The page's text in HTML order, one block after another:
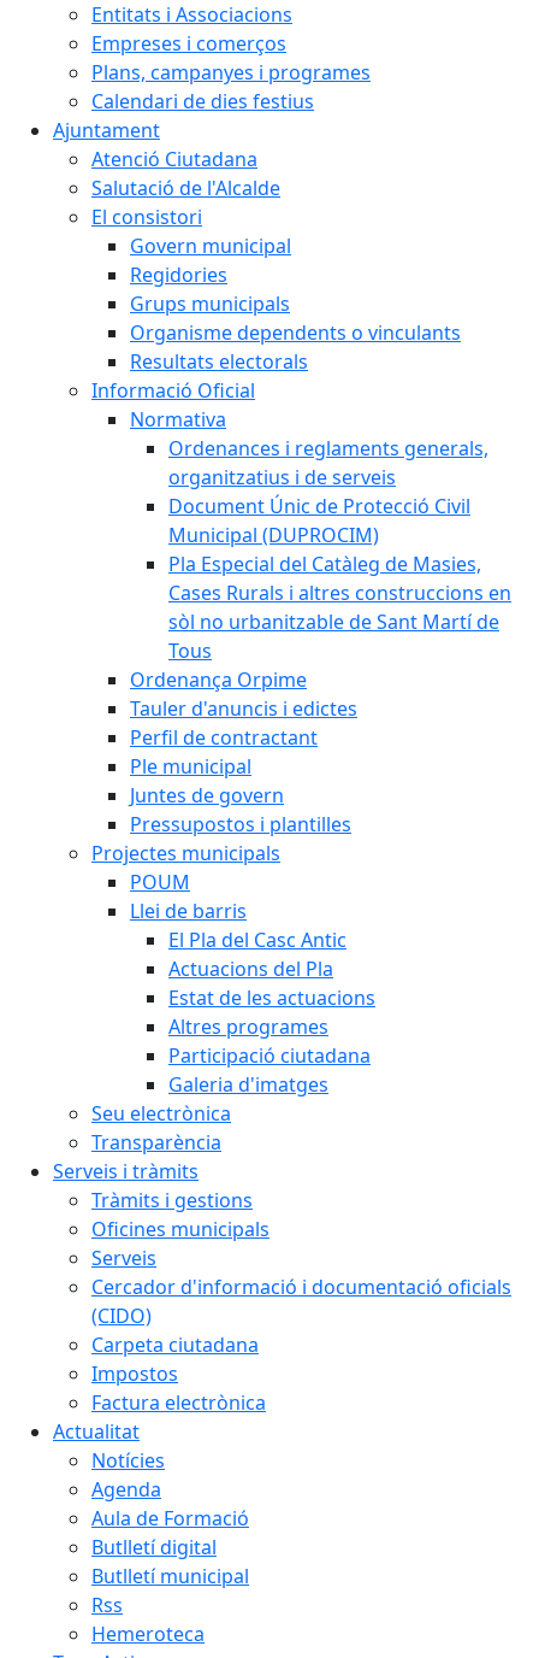
Entitats i Associacions
Empreses i comerços
Plans, campanyes i programes
Calendari de dies festius
Ajuntament
Atenció Ciutadana
Salutació de l'Alcalde
El consistori
Govern municipal
Regidories
Grups municipals
Organisme dependents o vinculants
Resultats electorals
Informació Oficial
Normativa
Ordenances i reglaments generals,
organitzatius i de serveis
Document Únic de Protecció Civil
Municipal (DUPROCIM)
Pla Especial del Catàleg de Masies,
Cases Rurals i altres construccions en
sòl no urbanitzable de Sant Martí de
Tous
Ordenança Orpime
Tauler d'anuncis i edictes
Perfil de contractant
Ple municipal
Juntes de govern
Pressupostos i plantilles
Projectes municipals
POUM
Llei de barris
El Pla del Casc Antic
Actuacions del Pla
Estat de les actuacions
Altres programes
Participació ciutadana
Galeria d'imatges
Seu electrònica
Transparència
Serveis i tràmits
Tràmits i gestions
Oficines municipals
Serveis
Cercador d'informació i documentació oficials
(CIDO)
Carpeta ciutadana
Impostos
Factura electrònica
Actualitat
Notícies
Agenda
Aula de Formació
Butlletí digital
Butlletí municipal
Rss
Hemeroteca